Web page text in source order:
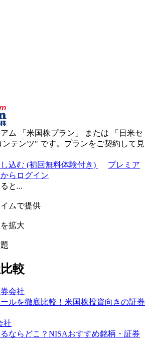
ム 「 米国株プラン 」 または 「 日米セ
ンテンツ" です。プランをご契約して見
込む (初回無料体験付き)
プレミア
らログイン
と...
ムで提供
拡大
較
会社
ルを徹底比較！米国株投資向きの証券
社
ならどこ？NISAおすすめ銘柄・証券